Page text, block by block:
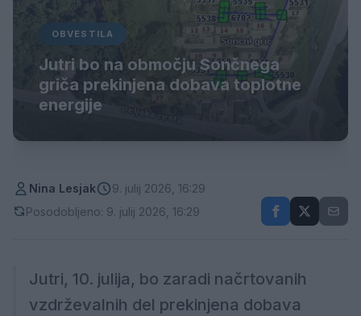
OBVESTILA
Jutri bo na območju Sončnega
griča prekinjena dobava toplotne
energije
Nina Lesjak
9. julij 2026, 16:29
Posodobljeno: 9. julij 2026, 16:29
Jutri, 10. julija, bo zaradi načrtovanih
vzdrževalnih del prekinjena dobava